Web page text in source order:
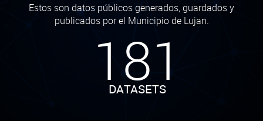
Estos son datos públicos generados, guardados y
publicados por el Municipio de Lujan.
181
DATASETS